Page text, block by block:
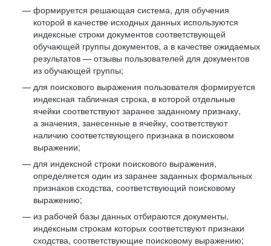
формируется решающая система, для обучения
которой в качестве исходных данных используются
индексные строки документов соответствующей
обучающей группы документов, а в качестве ожидаемых
результатов — отзывы пользователей для документов
из обучающей группы;
для поискового выражения пользователя формируется
индексная табличная строка, в которой отдельные
ячейки соответствуют заранее заданному признаку,
а значения, занесенные в ячейку, соответствуют
наличию соответствующего признака в поисковом
выражении;
для индексной строки поискового выражения,
определяется один из заранее заданных формальных
признаков сходства, соответствующий поисковому
выражению;
из рабочей базы данных отбираются документы,
индексным строкам которых соответствуют признаки
сходства, соответствующие поисковому выражению;